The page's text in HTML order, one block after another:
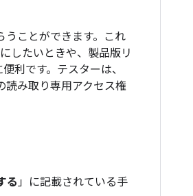
うことができます。これ
したいときや、製品版リ
利です。テスターは、
読み取り専用アクセス権
る」に記載されている手